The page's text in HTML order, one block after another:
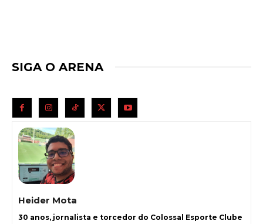
SIGA O ARENA
Heider Mota
30 anos, jornalista e torcedor do Colossal Esporte Clube